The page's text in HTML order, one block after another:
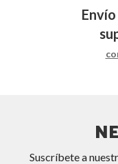
Suscríbete a